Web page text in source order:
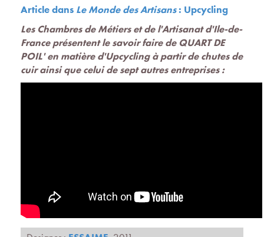
Article dans Le Monde des Artisans: Upcycling
Les Chambres de Métiers et de l'Artisanat d'Ile-de-
France présentent le savoir faire de QUART DE
POIL'en matière d'Upcyclingà partir de chutes de
cuir ainsi que celui de sept autres entreprises :